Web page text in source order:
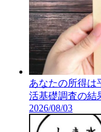
あなたの所得は
活基礎調査の結
2026/08/03